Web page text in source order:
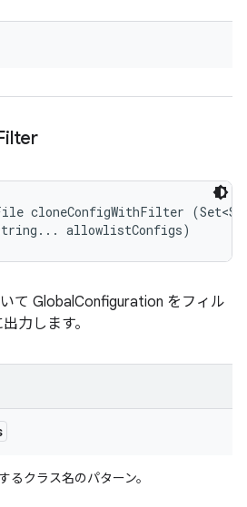
cloneConfigWithFilter
allowlistConfigs)
て GlobalConfiguration をフィル
力します。
るクラス名のパターン。